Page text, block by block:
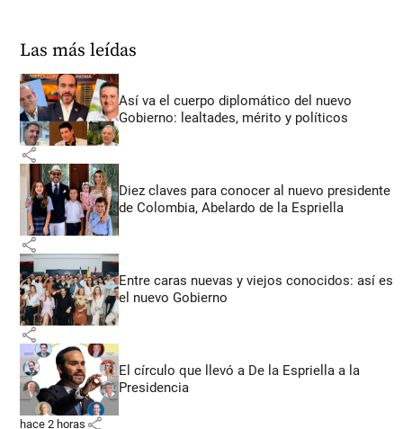
Las más leídas
Así va el cuerpo diplomático del nuevo
Gobierno: lealtades, mérito y políticos
share
Diez claves para conocer al nuevo presidente
de Colombia, Abelardo de la Espriella
share
Entre caras nuevas y viejos conocidos: así es
el nuevo Gobierno
share
El círculo que llevó a De la Espriella a la
Presidencia
hace 2 horas share